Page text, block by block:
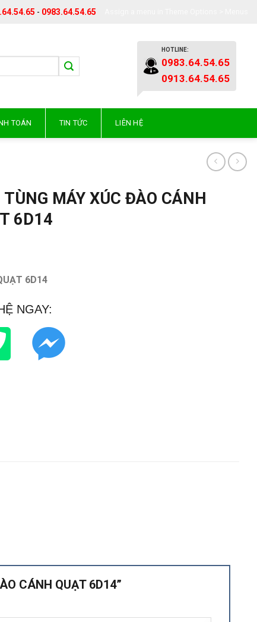
- 0983.64.54.65
HOTLINE:
0983.64.54.65
0913.64.54.65
TOÁN TIN TỨC LIÊN HỆ
TÙNG MÁY XÚC ĐÀO CÁNH
6D14
6D14
NGAY:
CÁNH QUẠT 6D14”